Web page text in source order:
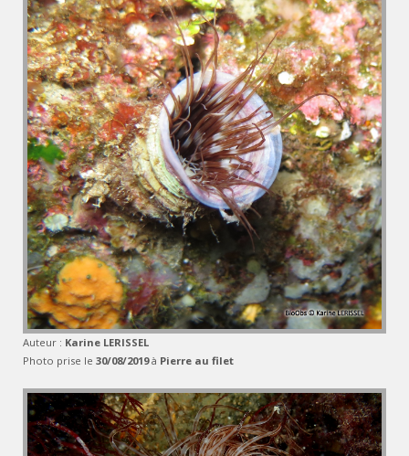
Auteur : Karine LERISSEL
Photo prise le 30/08/2019à Pierre au filet